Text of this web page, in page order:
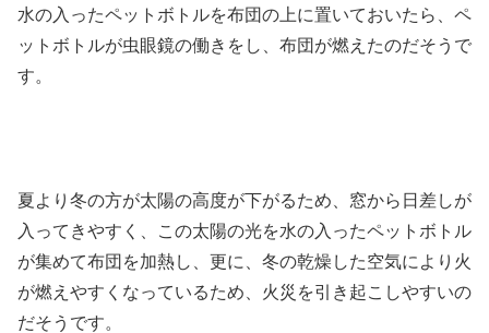
水の入ったペットボトルを布団の上に置いておいたら、ペ
ットボトルが虫眼鏡の働きをし、布団が燃えたのだそうで
す。
夏より冬の方が太陽の高度が下がるため、窓から日差しが
入ってきやすく、この太陽の光を水の入ったペットボトル
が集めて布団を加熱し、更に、冬の乾燥した空気により火
が燃えやすくなっているため、火災を引き起こしやすいの
だそうです。